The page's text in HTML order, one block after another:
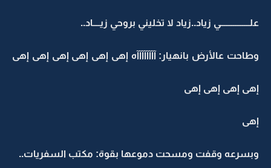
علــــــــــــــــي زياد..زياد لا تخليني بروحي زيــــاد..
وطاحت عالأرض بانهيار: آآآآآآآآه إهى إهى إهى إهى إهى إهى
إهى إهى إهى إهى
إهى
وبسرعه وقفت ومسحت دموعها بقوة: مكتب السفريات..